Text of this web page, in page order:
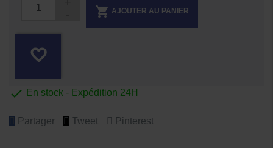
 AJOUTER AU PANIER
favorite_border
 En stock - Expédition 24H
Partager Tweet Pinterest